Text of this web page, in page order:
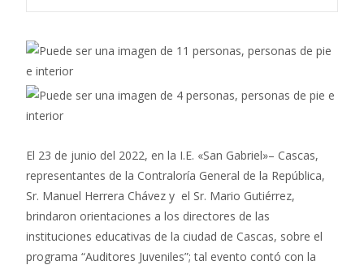
El 23 de junio del 2022, en la I.E. «San Gabriel»– Cascas,
representantes de la Contraloría General de la República,
Sr. Manuel Herrera Chávez y el Sr. Mario Gutiérrez,
brindaron orientaciones a los directores de las
instituciones educativas de la ciudad de Cascas, sobre el
programa “Auditores Juveniles”; tal evento contó con la